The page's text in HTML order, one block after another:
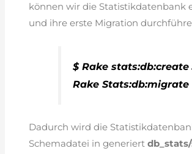
können wir die Statistikdatenbank
und ihre erste Migration
$ Rake stats:db:create
Rake Stats:db:migrate
Dadurch wird die
Schemadatei in generiert